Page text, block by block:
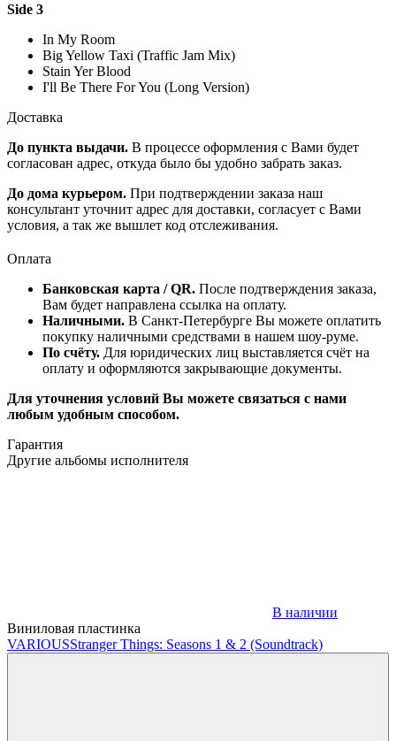
Side 3
In My Room
Big Yellow Taxi (Traffic Jam Mix)
Stain Yer Blood
I'll Be There For You (Long Version)
Доставка
До пункта выдачи. В процессе оформления с Вами будет
согласован адрес, откуда было бы удобно забрать заказ.
До дома курьером. При подтверждении заказа наш
консультант уточнит адрес для доставки, согласует с Вами
условия, а так же вышлет код отслеживания.
Оплата
Банковская карта / QR. После подтверждения заказа,
Вам будет направлена ссылка на оплату.
Наличными. В Санкт-Петербурге Вы можете оплатить
покупку наличными средствами в нашем шоу-руме.
По счёту. Для юридических лиц выставляется счёт на
оплату и оформляются закрывающие документы.
Для уточнения условий Вы можете связаться с нами
любым удобным способом.
Гарантия
Другие альбомы исполнителя
В наличии
Виниловая пластинка
VARIOUSStranger Things: Seasons 1 & 2 (Soundtrack)